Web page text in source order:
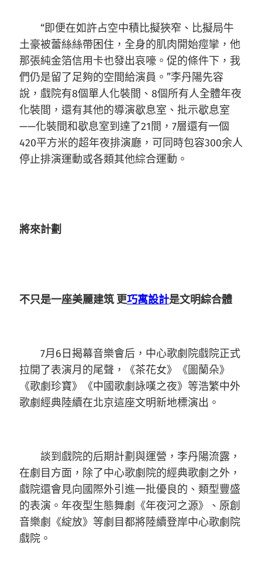
“即便在如許占空中積比擬狹窄、比擬局牛
土豪被蕾絲絲帶困住，全身的肌肉開始痙攣，他
那張純金箔信用卡也發出哀嚎。促的條件下，我
們仍是留了足夠的空間給演員。”李丹陽先容
說，戲院有8個單人化裝間、8個所有人全體年夜
化裝間，還有其他的導演歇息室、批示歇息室
——化裝間和歇息室到達了21間，7層還有一個
420平方米的超年夜排演廳，可同時包容300余人
停止排演運動或各類其他綜合運動。
將來計劃
不只是一座美麗建筑 更巧寓設計是文明綜合體
7月6日揭幕音樂會后，中心歌劇院戲院正式
拉開了表演月的尾聲，《茶花女》《圖蘭朵》
《歌劇珍寶》《中國歌劇詠嘆之夜》等浩繁中外
歌劇經典陸續在北京這座文明新地標演出。
談到戲院的后期計劃與運營，李丹陽流露，
在劇目方面，除了中心歌劇院的經典歌劇之外，
戲院還會見向國際外引進一批優良的、類型豐盛
的表演。年夜型生態舞劇《年夜河之源》、原創
音樂劇《綻放》等劇目都將陸續登岸中心歌劇院
戲院。